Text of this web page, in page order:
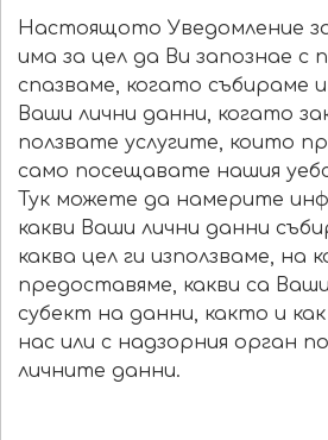
Настоящото Уведомление
има за цел да Ви запознае с
спазваме, когато събираме
Ваши лични данни, когато
ползвате услугите, които
само посещавате нашия
Тук можете да намерите
какви Ваши лични данни
каква цел ги използваме, на
предоставяме, какви са
субект на данни, както и
нас или с надзорния орган
личните данни.